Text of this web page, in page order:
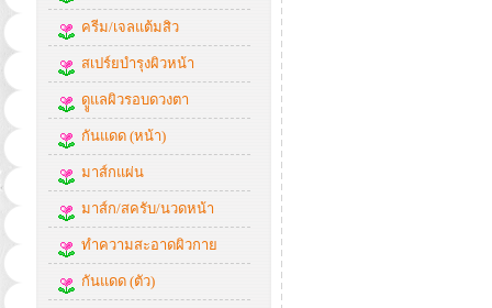
ครีม/เจลแต้มสิว
สเปร์ยบำรุงผิวหน้า
ดููแลผิวรอบดวงตา
กันแดด (หน้า)
มาส์กแผ่น
มาส์ก/สครับ/นวดหน้า
ทำความสะอาดผิวกาย
กันแดด (ตัว)